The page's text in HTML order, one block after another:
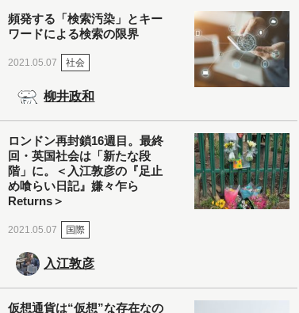
頻発する「検索汚染」とキー
ワードによる検索の限界
2021.05.07 社会
柳井政和
ロンドン再封鎖16週目。最終
回・英国社会は「新たな段
階」に。＜入江敦彦の『足止
め喰らい日記』嫌々乍ら
Returns＞
2021.05.07 国際
入江敦彦
仮想通貨は“仮想”な存在なの